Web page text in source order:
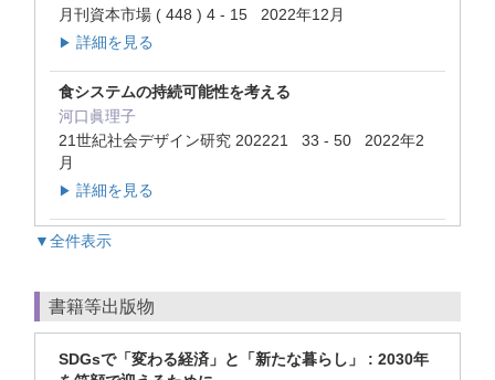
月刊資本市場 ( 448 ) 4 - 15 2022年12月
▶ 詳細を見る
食システムの持続可能性を考える
河口眞理子
21世紀社会デザイン研究 202221 33 - 50 2022年2
月
▶ 詳細を見る
▼全件表示
書籍等出版物
SDGsで「変わる経済」と「新たな暮らし」 : 2030年